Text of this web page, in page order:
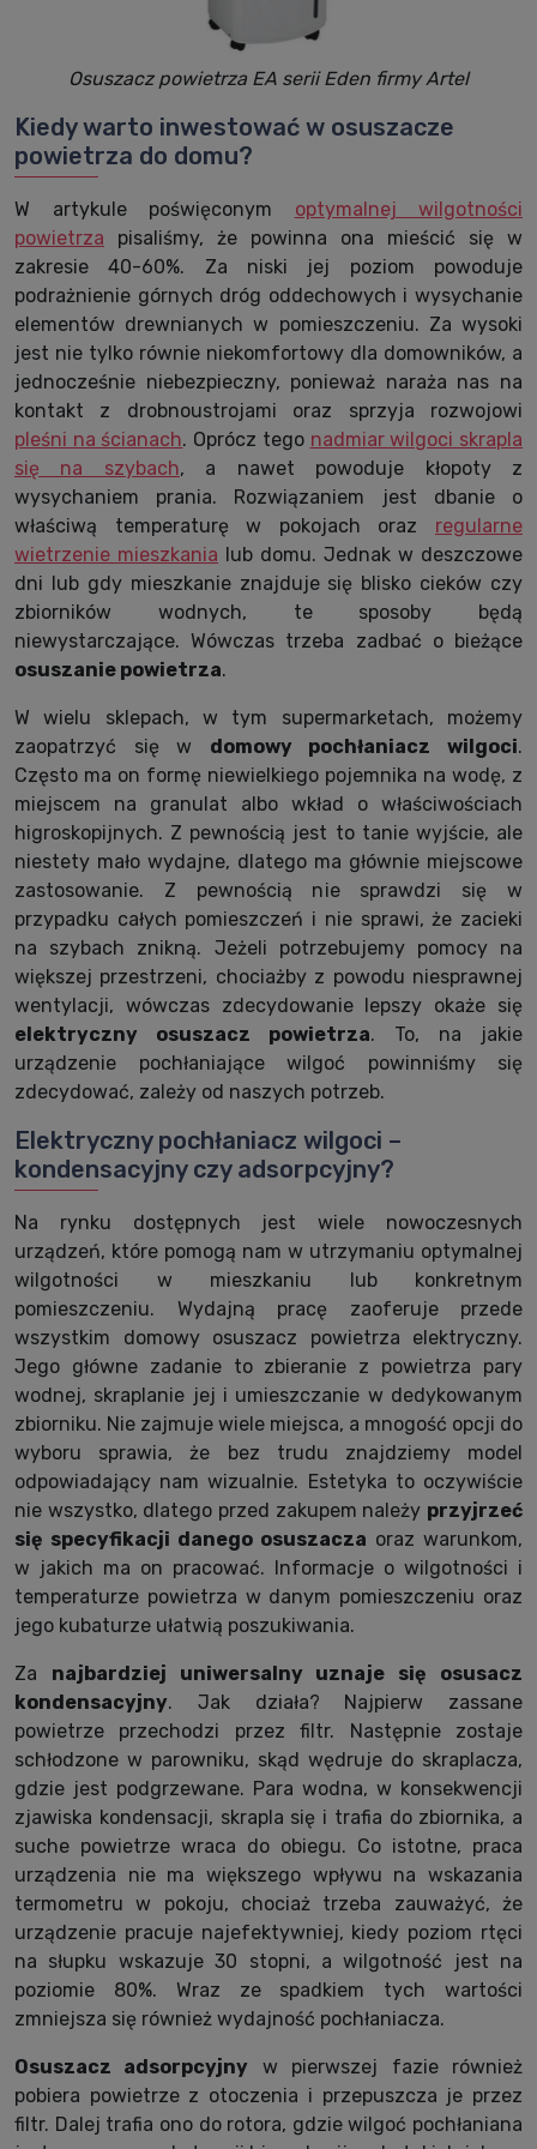
Osuszacz powietrza EA serii Eden firmy Artel
Kiedy warto inwestować w osuszacze
powietrza do domu?
W artykule poświęconym optymalnej wilgotności
powietrza pisaliśmy, że powinna ona mieścić się w
zakresie 40-60%. Za niski jej poziom powoduje
podrażnienie górnych dróg oddechowych i wysychanie
elementów drewnianych w pomieszczeniu. Za wysoki
jest nie tylko równie niekomfortowy dla domowników, a
jednocześnie niebezpieczny, ponieważ naraża nas na
kontakt z drobnoustrojami oraz sprzyja rozwojowi
pleśni na ścianach. Oprócz tego nadmiar wilgoci skrapla
się na szybach, a nawet powoduje kłopoty z
wysychaniem prania. Rozwiązaniem jest dbanie o
właściwą temperaturę w pokojach oraz regularne
wietrzenie mieszkania lub domu. Jednak w deszczowe
dni lub gdy mieszkanie znajduje się blisko cieków czy
zbiorników wodnych, te sposoby będą
niewystarczające. Wówczas trzeba zadbać o bieżące
osuszanie powietrza.
W wielu sklepach, w tym supermarketach, możemy
zaopatrzyć się w domowy pochłaniacz wilgoci.
Często ma on formę niewielkiego pojemnika na wodę, z
miejscem na granulat albo wkład o właściwościach
higroskopijnych. Z pewnością jest to tanie wyjście, ale
niestety mało wydajne, dlatego ma głównie miejscowe
zastosowanie. Z pewnością nie sprawdzi się w
przypadku całych pomieszczeń i nie sprawi, że zacieki
na szybach znikną. Jeżeli potrzebujemy pomocy na
większej przestrzeni, chociażby z powodu niesprawnej
wentylacji, wówczas zdecydowanie lepszy okaże się
elektryczny osuszacz powietrza. To, na jakie
urządzenie pochłaniające wilgoć powinniśmy się
zdecydować, zależy od naszych potrzeb.
Elektryczny pochłaniacz wilgoci –
kondensacyjny czy adsorpcyjny?
Na rynku dostępnych jest wiele nowoczesnych
urządzeń, które pomogą nam w utrzymaniu optymalnej
wilgotności w mieszkaniu lub konkretnym
pomieszczeniu. Wydajną pracę zaoferuje przede
wszystkim domowy osuszacz powietrza elektryczny.
Jego główne zadanie to zbieranie z powietrza pary
wodnej, skraplanie jej i umieszczanie w dedykowanym
zbiorniku. Nie zajmuje wiele miejsca, a mnogość opcji do
wyboru sprawia, że bez trudu znajdziemy model
odpowiadający nam wizualnie. Estetyka to oczywiście
nie wszystko, dlatego przed zakupem należy przyjrzeć
się specyfikacji danego osuszacza oraz warunkom,
w jakich ma on pracować. Informacje o wilgotności i
temperaturze powietrza w danym pomieszczeniu oraz
jego kubaturze ułatwią poszukiwania.
Za najbardziej uniwersalny uznaje się osusacz
kondensacyjny. Jak działa? Najpierw zassane
powietrze przechodzi przez filtr. Następnie zostaje
schłodzone w parowniku, skąd wędruje do skraplacza,
gdzie jest podgrzewane. Para wodna, w konsekwencji
zjawiska kondensacji, skrapla się i trafia do zbiornika, a
suche powietrze wraca do obiegu. Co istotne, praca
urządzenia nie ma większego wpływu na wskazania
termometru w pokoju, chociaż trzeba zauważyć, że
urządzenie pracuje najefektywniej, kiedy poziom rtęci
na słupku wskazuje 30 stopni, a wilgotność jest na
poziomie 80%. Wraz ze spadkiem tych wartości
zmniejsza się również wydajność pochłaniacza.
Osuszacz adsorpcyjny w pierwszej fazie również
pobiera powietrze z otoczenia i przepuszcza je przez
filtr. Dalej trafia ono do rotora, gdzie wilgoć pochłaniana